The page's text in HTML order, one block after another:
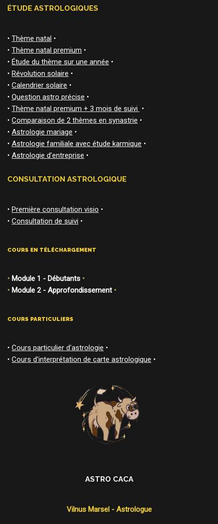
ÉTUDE ASTROLOGIQUES
• Thème natal •
• Thème natal premium •
• Étude du thème sur une année •
• Révolution solaire •
• Calendrier solaire •
• Question astro précise •
• Thème natal premium + 3 mois de suivi •
• Comparaison de 2 thèmes en synastrie •
• Astrologie mariage •
• Astrologie familiale avec étude karmique •
• Astrologie d’entreprise •
CONSULTATION ASTROLOGIQUE
• Première consultation visio •
• Consultation de suivi •
COURS EN TÉLÉCHARGEMENT
• Module 1 - Débutants •
• Module 2 - Approfondissement•
COURS PARTICULIERS
• Cours particulier d'astrologie •
• Cours d'interprétation de carte astrologique •
ASTRO CACA
Vilnus Marsel - Astrologue